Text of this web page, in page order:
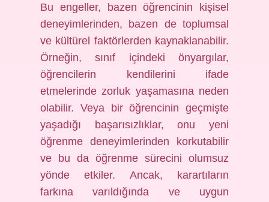
Bu engeller, bazen öğrencinin kişisel
deneyimlerinden, bazen de toplumsal
ve kültürel faktörlerden kaynaklanabilir.
Örneğin, sınıf içindeki önyargılar,
öğrencilerin kendilerini ifade
etmelerinde zorluk yaşamasına neden
olabilir. Veya bir öğrencinin geçmişte
yaşadığı başarısızlıklar, onu yeni
öğrenme deneyimlerinden korkutabilir
ve bu da öğrenme sürecini olumsuz
yönde etkiler. Ancak, karartıların
farkına varıldığında ve uygun